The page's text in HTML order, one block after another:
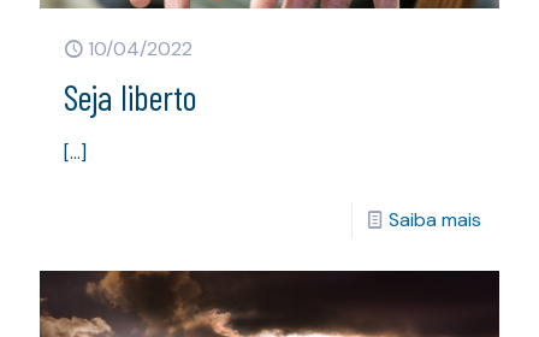
10/04/2022
Seja liberto
[…]
Saiba mais